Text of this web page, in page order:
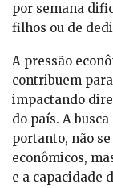
por semana
filhos ou de
A pressão
contribuem
impactando
do país. A
portanto, não
econômicos,
e a capacidade